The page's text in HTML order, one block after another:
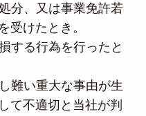
分、又は事業免許若
受けたとき。
する行為を行ったと
難い重大な事由が生
て不適切と当社が判